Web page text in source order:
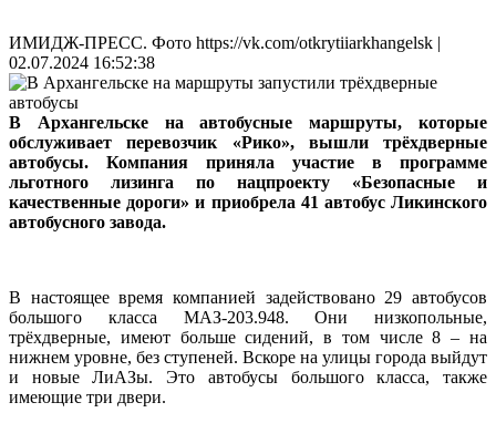
ИМИДЖ-ПРЕСС. Фото https://vk.com/otkrytiiarkhangelsk |
02.07.2024 16:52:38
В Архангельске на автобусные маршруты, которые
обслуживает перевозчик «Рико», вышли трёхдверные
автобусы. Компания приняла участие в программе
льготного лизинга по нацпроекту «Безопасные и
качественные дороги» и приобрела 41 автобус Ликинского
автобусного завода.
В настоящее время компанией задействовано 29 автобусов
большого класса МАЗ-203.948. Они низкопольные,
трёхдверные, имеют больше сидений, в том числе 8 – на
нижнем уровне, без ступеней. Вскоре на улицы города выйдут
и новые ЛиАЗы. Это автобусы большого класса, также
имеющие три двери.